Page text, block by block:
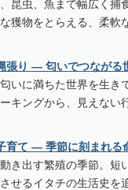
昆虫、魚まで幅広く捕
獲物をとらえる、柔軟
張り ― 匂いでつなが
いに満ちた世界を生き
キングから、見えない
育て ― 季節に刻まれ
き出す繁殖の季節。短
せるイタチの生活史を